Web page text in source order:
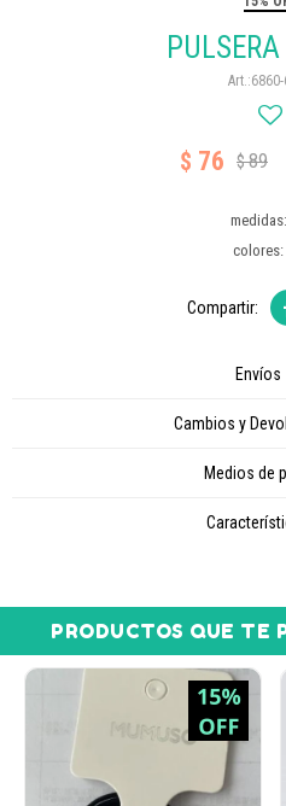
$ 76 $89
colores:
Envíos
Cambios y
Medios de
PRODUCTOS QUE TE